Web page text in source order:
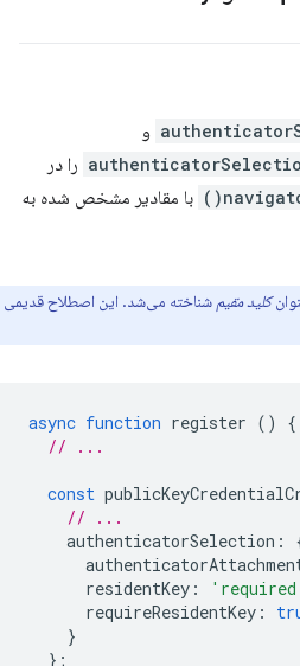
و
را در
با مقادیر مشخص شده به
کلید مقیمشناخته می‌شد. این اصطلاح قدیمی هنوز
async function register ()
// ...
const
// ...
residentKey :
requireResidentKey: